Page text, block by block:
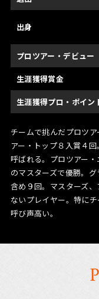
出身
プロツアー・デビュー
生涯獲得賞金
生涯獲得プロ・ポイン
チームで挑んだプロツ
アー・トップ８入賞４
呼ばれる。プロツアー
のマスターズで優勝。
含め９回。マスターズ
ないプレイヤー。特に
呼び声高い。